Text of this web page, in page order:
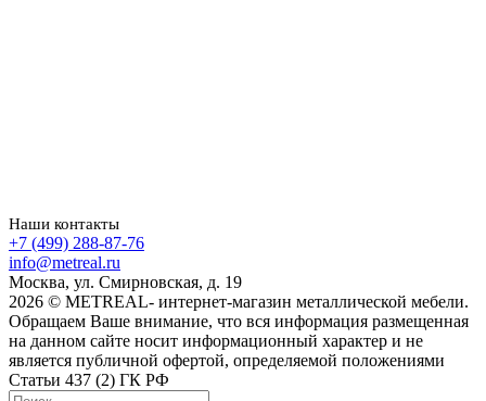
Наши контакты
+7 (499) 288-87-76
info@metreal.ru
Москва, ул. Смирновская, д. 19
2026 © METREAL- интернет-магазин металлической мебели.
Обращаем Ваше внимание, что вся информация размещенная
на данном сайте носит информационный характер и не
является публичной офертой, определяемой положениями
Статьи 437 (2) ГК РФ